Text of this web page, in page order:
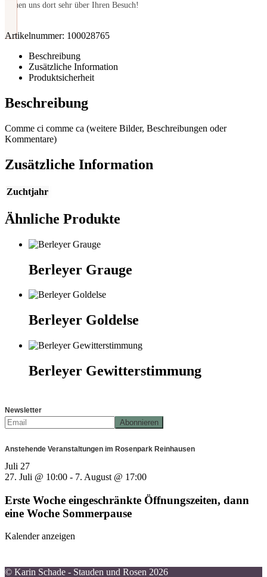
freuen uns dort sehr über Ihren Besuch!
Artikelnummer: 100028765
Beschreibung
Zusätzliche Information
Produktsicherheit
Beschreibung
Comme ci comme ca (weitere Bilder, Beschreibungen oder
Kommentare)
Zusätzliche Information
Zuchtjahr
Ähnliche Produkte
Berleyer Grauge
Berleyer Goldelse
Berleyer Gewitterstimmung
Newsletter
Anstehende Veranstaltungen im Rosenpark Reinhausen
Juli 27
27. Juli @ 10:00 - 7. August @ 17:00
Erste Woche eingeschränkte Öffnungszeiten, dann
eine Woche Sommerpause
Kalender anzeigen
© Karin Schade - Stauden und Rosen 2026